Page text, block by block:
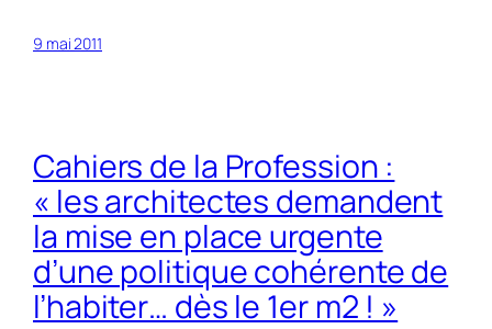
9 mai 2011
Cahiers de la Profession :
« les architectes demandent
la mise en place urgente
d’une politique cohérente de
l’habiter… dès le 1er m2 ! »